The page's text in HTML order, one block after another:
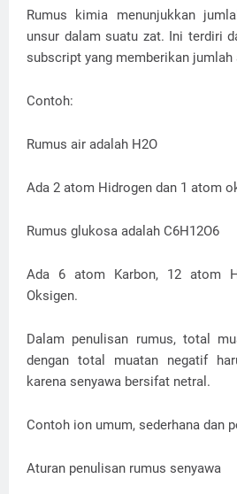
Rumus kimia menunjukkan
unsur dalam suatu zat. Ini terdiri
subscript yang memberikan
Contoh:
Rumus air adalah H2O
Ada 2 atom Hidrogen dan 1 atom
Rumus glukosa adalah C6H12O6
Ada 6 atom Karbon, 12 atom
Oksigen.
Dalam penulisan rumus, total
dengan total muatan negatif
karena senyawa bersifat netral.
Contoh ion umum, sederhana dan
Aturan penulisan rumus senyawa